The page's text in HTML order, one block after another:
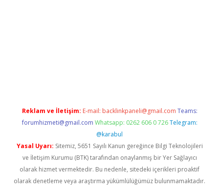
Reklam ve İletişim: E-mail: backlinkpaneli@gmail.com Teams:
forumhizmeti@gmail.com Whatsapp: 0262 606 0 726 Telegram:
@karabul
Yasal Uyarı: Sitemiz, 5651 Sayılı Kanun gereğince Bilgi Teknolojileri
ve İletişim Kurumu (BTK) tarafından onaylanmış bir Yer Sağlayıcı
olarak hizmet vermektedir. Bu nedenle, sitedeki içerikleri proaktif
olarak denetleme veya araştırma yükümlülüğümüz bulunmamaktadır.